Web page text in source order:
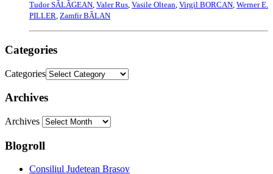
Tudor SÃLÃGEAN, Valer Rus, Vasile Oltean, Virgil BORCAN, Werner E.
PILLER, Zamfir BÃLAN
Categories
Categories
Archives
Archives
Blogroll
Consiliul Judetean Brasov